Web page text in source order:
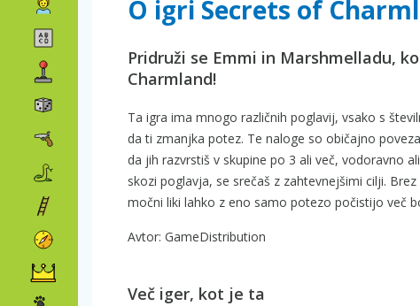
O igri Secrets of
Pridruži se Emmi in Marshmelladu,
Charmland!
Ta igra ima mnogo različnih poglavij, vsako s
da ti zmanjka potez. Te naloge so običajno
da jih razvrstiš v skupine po 3 ali več, vodoravno
skozi poglavja, se srečaš z zahtevnejšimi cilji.
močni liki lahko z eno samo potezo počistijo več
Avtor: GameDistribution
Več iger, kot je ta